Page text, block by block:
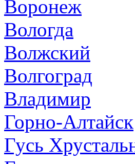
Воронеж
Вологда
Волжский
Волгоград
Владимир
Горно-Алтайск
Гусь